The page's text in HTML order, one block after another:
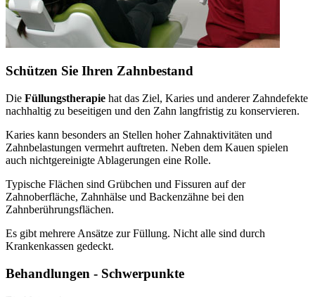
Schützen Sie Ihren Zahnbestand
Die Füllungstherapie hat das Ziel, Karies und anderer Zahndefekte
nachhaltig zu beseitigen und den Zahn langfristig zu konservieren.
Karies kann besonders an Stellen hoher Zahnaktivitäten und
Zahnbelastungen vermehrt auftreten. Neben dem Kauen spielen
auch nichtgereinigte Ablagerungen eine Rolle.
Typische Flächen sind Grübchen und Fissuren auf der
Zahnoberfläche, Zahnhälse und Backenzähne bei den
Zahnberührungsflächen.
Es gibt mehrere Ansätze zur Füllung. Nicht alle sind durch
Krankenkassen gedeckt.
Behandlungen - Schwerpunkte